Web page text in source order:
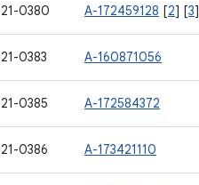
0380 A-172459128 [2] [3]
0383 A-160871056
0385 A-172584372
0386 A-173421110